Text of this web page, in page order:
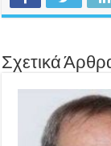
Σχετικά